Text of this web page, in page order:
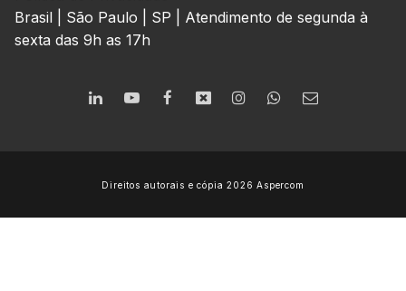
Brasil | São Paulo | SP | Atendimento de segunda à
sexta das 9h as 17h
Direitos autorais e cópia 2026 Aspercom